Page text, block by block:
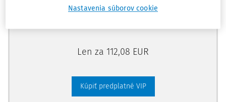
dokumenty, knižnica
Len za 112,08 EUR
Kúpiť predplatné VIP
Nastavenia súborov cookie